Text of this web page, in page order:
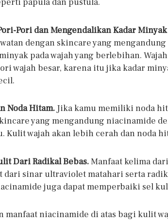
papula dan pustula.
Pori dan Mengendalikan Kadar Minyak
dengan skincare yang
pada wajah yang berlebihan.
wajah besar, karena itu jika kadar
Noda Hitam. Jika kamu memiliki noda
yang mengandung niacinamide
Kulit wajah akan lebih cerah dan noda
Dari Radikal Bebas.Manfaat kelima
sinar ultraviolet matahari serta
juga dapat memperbaiki sel
manfaat niacinamide di atas bagi kulit